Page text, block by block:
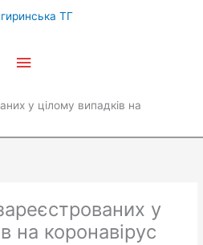
Головне
у цілому випадків на
у
на коронавірус